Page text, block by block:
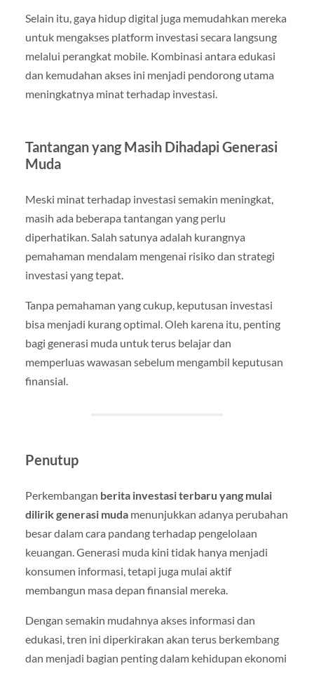
Selain itu, gaya hidup digital juga memudahkan mereka
untuk mengakses platform investasi secara langsung
melalui perangkat mobile. Kombinasi antara edukasi
dan kemudahan akses ini menjadi pendorong utama
meningkatnya minat terhadap investasi.
Tantangan yang Masih Dihadapi Generasi
Muda
Meski minat terhadap investasi semakin meningkat,
masih ada beberapa tantangan yang perlu
diperhatikan. Salah satunya adalah kurangnya
pemahaman mendalam mengenai risiko dan strategi
investasi yang tepat.
Tanpa pemahaman yang cukup, keputusan investasi
bisa menjadi kurang optimal. Oleh karena itu, penting
bagi generasi muda untuk terus belajar dan
memperluas wawasan sebelum mengambil keputusan
finansial.
Penutup
Perkembangan berita investasi terbaru yang mulai
dilirik generasi mudamenunjukkan adanya perubahan
besar dalam cara pandang terhadap pengelolaan
keuangan. Generasi muda kini tidak hanya menjadi
konsumen informasi, tetapi juga mulai aktif
membangun masa depan finansial mereka.
Dengan semakin mudahnya akses informasi dan
edukasi, tren ini diperkirakan akan terus berkembang
dan menjadi bagian penting dalam kehidupan ekonomi